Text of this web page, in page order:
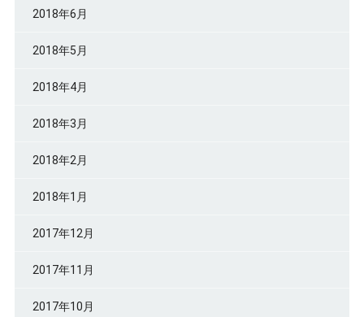
2018年6月
2018年5月
2018年4月
2018年3月
2018年2月
2018年1月
2017年12月
2017年11月
2017年10月